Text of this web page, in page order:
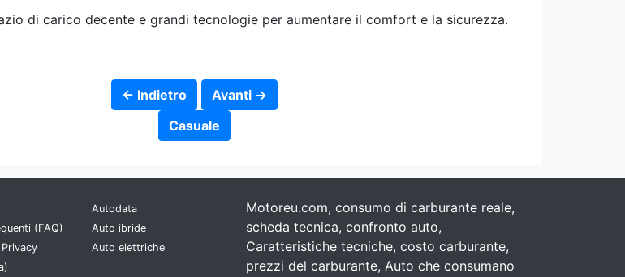
di carico decente e grandi tecnologie per aumentare il comfort e la sicurezza.
← Indietro
Avanti →
Casuale
(FAQ)
Autodata
Auto ibride
Auto elettriche
Motoreu.com, consumo di carburante reale,
scheda tecnica, confronto auto,
Caratteristiche tecniche, costo carburante,
prezzi del carburante, Auto che consumano